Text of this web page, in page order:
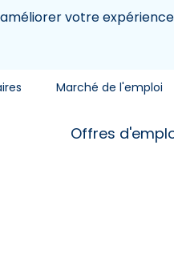
votre
Marché de l'emploi
Offres